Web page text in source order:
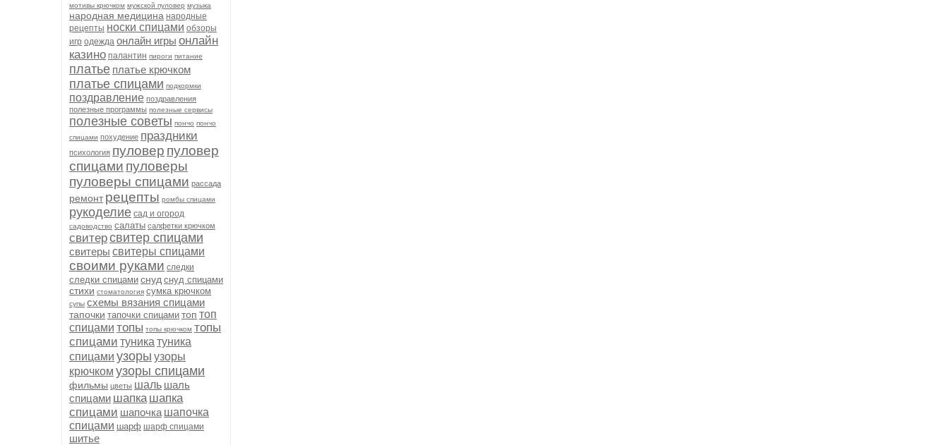
мотивы крючком мужской пуловер музыка
народная медицина народные
рецепты носки спицами обзоры
игр одежда онлайн игры онлайн
казино палантин пироги питание
платье платье крючком
платье спицами подкормки
поздравление поздравления
полезные программы полезные сервисы
полезные советы пончо пончо
спицами похудение праздники
психология пуловер пуловер
спицами пуловеры
пуловеры спицами рассада
ремонт рецепты ромбы спицами
рукоделие сад и огород
садоводство салаты салфетки крючком
свитерсвитер спицами
свитеры свитеры спицами
своими руками следки
следки спицами снуд снуд спицами
стихи стоматология сумка крючком
супы схемы вязания спицами
тапочки тапочки спицами топ топ
спицами топы топы крючком топы
спицами туника туника
спицами узоры узоры
крючком узоры спицами
фильмы цветы шаль шаль
спицами шапка шапка
спицами шапочка шапочка
спицами шарф шарф спицами
шитье